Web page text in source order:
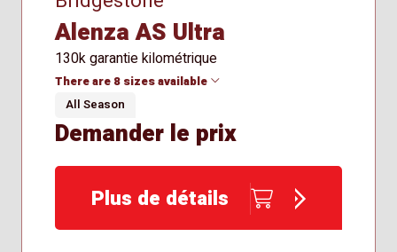
Alenza AS Ultra
130k garantie kilométrique
There are 8 sizes available
255/50R19
265/70R16
All Season
Demander le prix
Plus de détails